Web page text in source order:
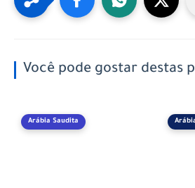
Você pode gostar destas
Arábia Saudita